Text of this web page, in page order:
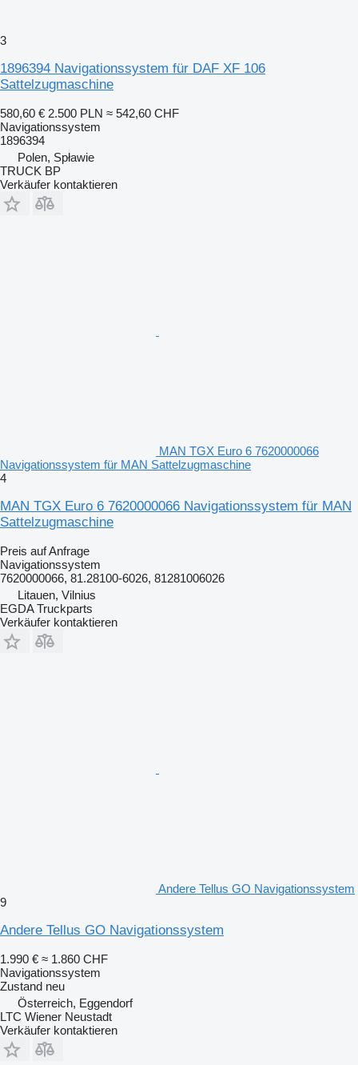
3
1896394 Navigationssystem für DAF XF 106
Sattelzugmaschine
580,60 € 2.500 PLN ≈ 542,60 CHF
Navigationssystem
1896394
Polen, Spławie
TRUCK BP
Verkäufer kontaktieren
MAN TGX Euro 6 7620000066
Navigationssystem für MAN Sattelzugmaschine
4
MAN TGX Euro 6 7620000066 Navigationssystem für MAN
Sattelzugmaschine
Preis auf Anfrage
Navigationssystem
7620000066, 81.28100-6026, 81281006026
Litauen, Vilnius
EGDA Truckparts
Verkäufer kontaktieren
Andere Tellus GO Navigationssystem
9
Andere Tellus GO Navigationssystem
1.990 € ≈ 1.860 CHF
Navigationssystem
Zustand neu
Österreich, Eggendorf
LTC Wiener Neustadt
Verkäufer kontaktieren